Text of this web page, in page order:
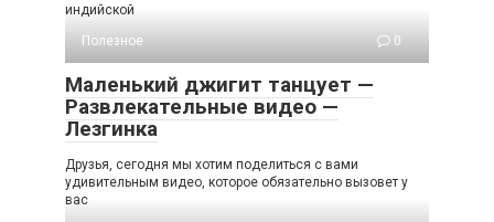
индийской
Полезное
0
Маленький джигит танцует —
Развлекательные видео —
Лезгинка
Друзья, сегодня мы хотим поделиться с вами
удивительным видео, которое обязательно вызовет у
вас